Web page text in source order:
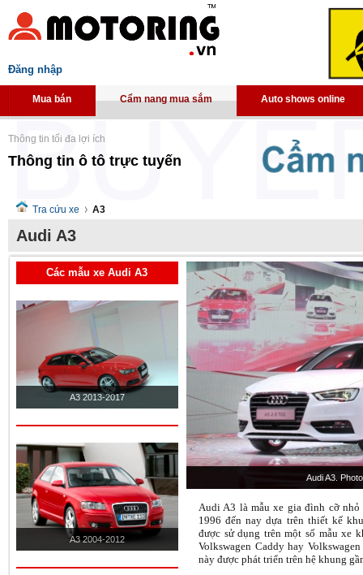
Đăng nhập
Mua bán Cẩm nang mua sắm Auto shows online
Thông tin tối đa lợi ích
Thông tin ô tô trực tuyến
Tra cứu xe A3
Audi A3
Các mẫu xe Audi A3
A3 2013-2017
A3 2004-2012
Audi A3.
Audi A3 là mẫu xe gia đình cỡ
1996 đến nay dựa trên thiết kế
được sử dụng trên một số mẫu xe
Volkswagen Caddy hay
này được phát triển trên hệ khung